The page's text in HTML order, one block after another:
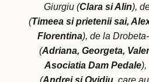
Giurgiu (Clara si Alin),
(Timeea si prietenii sai,
Florentina), de la
(Adriana, Georgeta,
Asociatia Dam Pedale),